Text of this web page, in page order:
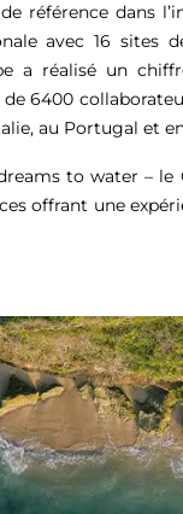
référence dans
avec 16 sites
a réalisé un
6400
au Portugal et
to water – le
offrant une